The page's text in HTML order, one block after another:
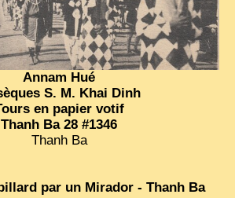
Annam Hué
S. M. Khai Dinh
en papier votif
Thanh Ba 28 #1346
Thanh Ba
par un Mirador - Thanh Ba